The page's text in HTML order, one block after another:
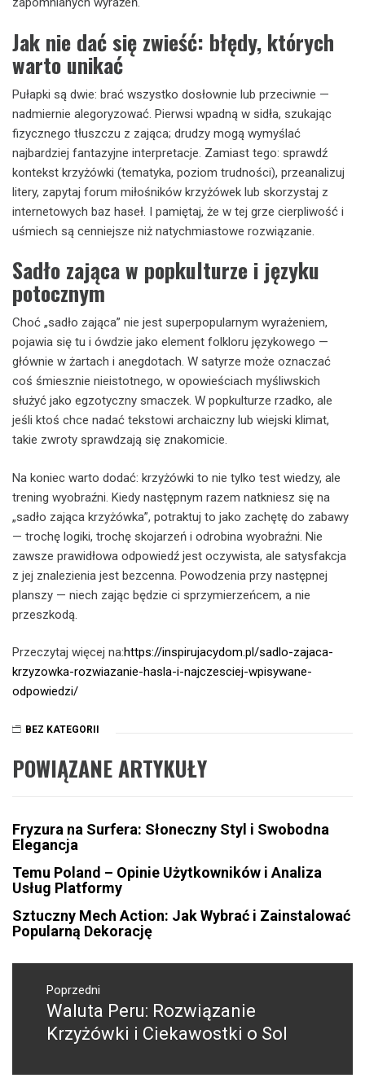
Jak nie dać się zwieść: błędy, których
warto unikać
Pułapki są dwie: brać wszystko dosłownie lub przeciwnie —
nadmiernie alegoryzować. Pierwsi wpadną w sidła, szukając
fizycznego tłuszczu z zająca; drudzy mogą wymyślać
najbardziej fantazyjne interpretacje. Zamiast tego: sprawdź
kontekst krzyżówki (tematyka, poziom trudności), przeanalizuj
litery, zapytaj forum miłośników krzyżówek lub skorzystaj z
internetowych baz haseł. I pamiętaj, że w tej grze cierpliwość i
uśmiech są cenniejsze niż natychmiastowe rozwiązanie.
Sadło zająca w popkulturze i języku
potocznym
Choć „sadło zająca” nie jest superpopularnym wyrażeniem,
pojawia się tu i ówdzie jako element folkloru językowego —
głównie w żartach i anegdotach. W satyrze może oznaczać
coś śmiesznie nieistotnego, w opowieściach myśliwskich
służyć jako egzotyczny smaczek. W popkulturze rzadko, ale
jeśli ktoś chce nadać tekstowi archaiczny lub wiejski klimat,
takie zwroty sprawdzają się znakomicie.
Na koniec warto dodać: krzyżówki to nie tylko test wiedzy, ale
trening wyobraźni. Kiedy następnym razem natkniesz się na
„sadło zająca krzyżówka”, potraktuj to jako zachętę do zabawy
— trochę logiki, trochę skojarzeń i odrobina wyobraźni. Nie
zawsze prawidłowa odpowiedź jest oczywista, ale satysfakcja
z jej znalezienia jest bezcenna. Powodzenia przy następnej
planszy — niech zając będzie ci sprzymierzeńcem, a nie
przeszkodą.
Przeczytaj więcej na:https://inspirujacydom.pl/sadlo-zajaca-
krzyzowka-rozwiazanie-hasla-i-najczesciej-wpisywane-
odpowiedzi/
BEZ KATEGORII
POWIĄZANE ARTYKUŁY
Fryzura na Surfera: Słoneczny Styl i Swobodna
Elegancja
Temu Poland – Opinie Użytkowników i Analiza
Usług Platformy
Sztuczny Mech Action: Jak Wybrać i Zainstalować
Popularną Dekorację
Nawigacja
wpisuPoprzedni
Poprzedni
wpis:
Waluta Peru: Rozwiązanie
Krzyżówki i Ciekawostki o Sol